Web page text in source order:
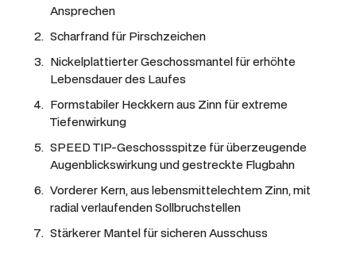
Ansprechen
Scharfrand für Pirschzeichen
Nickelplattierter Geschossmantel für erhöhte
Lebensdauer des Laufes
Formstabiler Heckkern aus Zinn für extreme
Tiefenwirkung
SPEED TIP-Geschossspitze für überzeugende
Augenblickswirkung und gestreckte Flugbahn
Vorderer Kern, aus lebensmittelechtem Zinn, mit
radial verlaufenden Sollbruchstellen
Stärkerer Mantel für sicheren Ausschuss